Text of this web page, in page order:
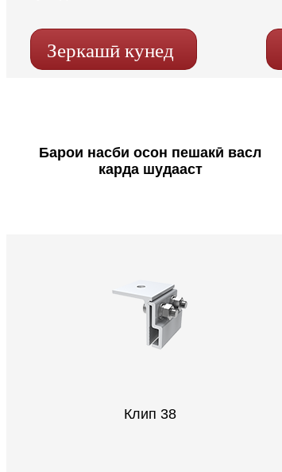
Зеркашӣ кунед
Барои насби осон пешакӣ васл
карда шудааст
Клип 38